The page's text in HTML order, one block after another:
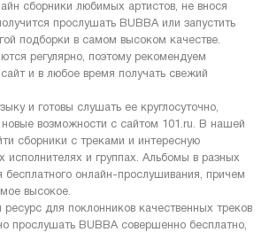
сборники любимых артистов, не внося
прослушать BUBBA или запустить
подборки в самом высоком качестве.
регулярно, поэтому рекомендуем
и в любое время получать свежий
и готовы слушать ее круглосуточно,
новые возможности с сайтом 101.ru. В нашей
сборники с треками и интересную
исполнителях и группах. Альбомы в разных
онлайн-прослушивания, причем
высокое.
для поклонников качественных треков
прослушать BUBBA совершенно бесплатно,